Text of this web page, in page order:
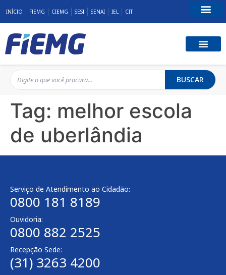
INÍCIO FIEMG CIEMG SESI SENAI IEL CIT
BUSCAR
Tag: melhor escola
de uberlândia
Serviço de Atendimento ao Cidadão:
0800 181 8189
Ouvidoria:
0800 882 2525
Recepção Sede:
(31) 3263 4200